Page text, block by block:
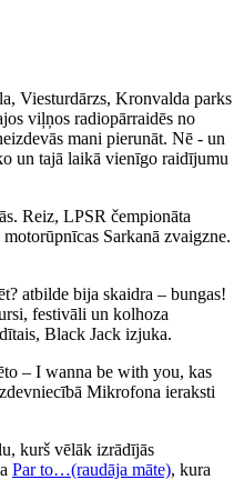
Viesturdārzs, Kronvalda parks
viļņos radiopārraidēs no
mani pierunāt. Nē - un
un tajā laikā vienīgo raidījumu
Reiz, LPSR čempionāta
Sarkanā zvaigzne.
atbilde bija skaidra – bungas!
festivāli un kolhoza
Black Jack izjuka.
– I wanna be with you, kas
Mikrofona ieraksti
kurš vēlāk izrādījās
Par to…(raudāja māte), kura